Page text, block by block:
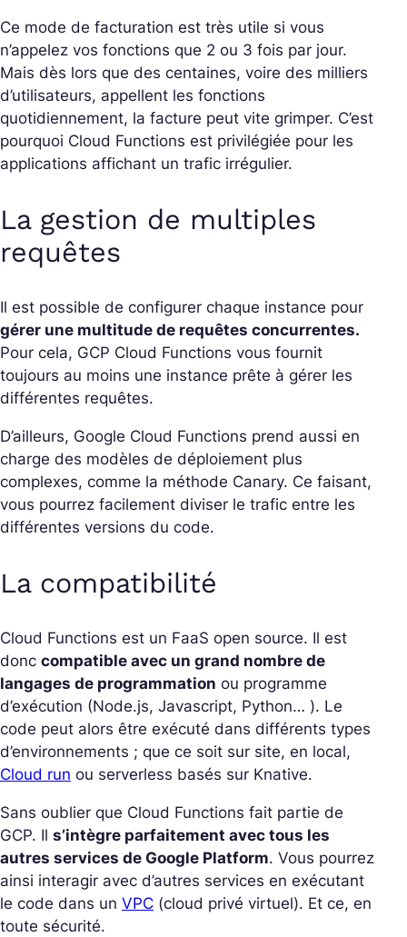
Ce mode de facturation est très utile si vous
n’appelez vos fonctions que 2 ou 3 fois par jour.
Mais dès lors que des centaines, voire des milliers
d’utilisateurs, appellent les fonctions
quotidiennement, la facture peut vite grimper. C’est
pourquoi Cloud Functions est privilégiée pour les
applications affichant un trafic irrégulier.
La gestion de multiples
requêtes
Il est possible de configurer chaque instance pour
gérer une multitude de requêtes concurrentes.
Pour cela, GCP Cloud Functions vous fournit
toujours au moins une instance prête à gérer les
différentes requêtes.
D’ailleurs, Google Cloud Functions prend aussi en
charge des modèles de déploiement plus
complexes, comme la méthode Canary. Ce faisant,
vous pourrez facilement diviser le trafic entre les
différentes versions du code.
La compatibilité
Cloud Functions est un FaaS open source. Il est
donc compatible avec un grand nombre de
langages de programmation ou programme
d’exécution (Node.js, Javascript, Python… ). Le
code peut alors être exécuté dans différents types
d’environnements ; que ce soit sur site, en local,
Cloud run ou serverless basés sur Knative.
Sans oublier que Cloud Functions fait partie de
GCP. Il s’intègre parfaitement avec tous les
autres services de Google Platform. Vous pourrez
ainsi interagir avec d’autres services en exécutant
le code dans un VPC (cloud privé virtuel). Et ce, en
toute sécurité.